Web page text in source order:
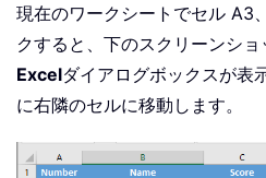
現在のワークシートでセル A3
クすると、下のスクリーンシ
Excelダイアログボックスが表
に右隣のセルに移動します。